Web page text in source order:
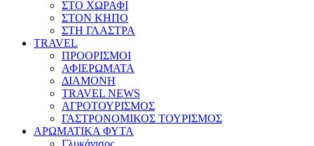
ΣΤΟ ΧΩΡΑΦΙ
ΣΤΟΝ ΚΗΠΟ
ΣΤΗ ΓΛΑΣΤΡΑ
TRAVEL
ΠΡΟΟΡΙΣΜΟΙ
ΑΦΙΕΡΩΜΑΤΑ
ΔΙΑΜΟΝΗ
TRAVEL NEWS
ΑΓΡΟΤΟΥΡΙΣΜΟΣ
ΓΑΣΤΡΟΝΟΜΙΚΟΣ ΤΟΥΡΙΣΜΟΣ
ΑΡΩΜΑΤΙΚΑ ΦΥΤΑ
Γλυκάνισος